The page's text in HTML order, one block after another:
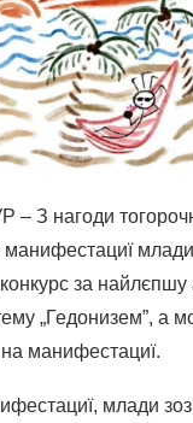
З нагоди
за найлєпшу
„Гедонизем”, a
манифестациї.
млади